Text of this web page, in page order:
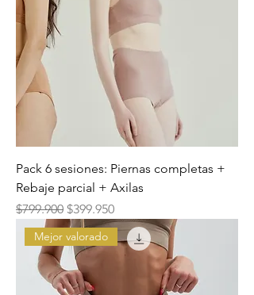
Pack 6 sesiones: Piernas completas +
Rebaje parcial + Axilas
Precio
$799.900 Precio de oferta
$399.950
Mejor valorado